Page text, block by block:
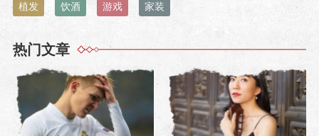
植发 饮酒 游戏 家装
热门文章